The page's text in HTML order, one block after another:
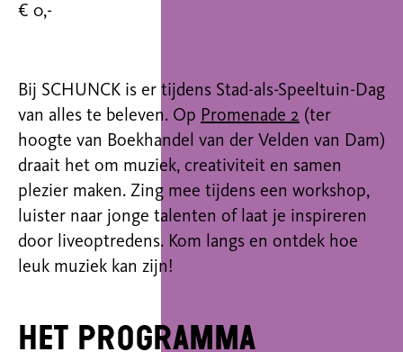
€ 0,-
Bij SCHUNCK is er tijdens Stad-als-Speeltuin-Dag
van alles te beleven. Op Promenade 2 (ter
hoogte van Boekhandel van der Velden van Dam)
draait het om muziek, creativiteit en samen
plezier maken. Zing mee tijdens een workshop,
luister naar jonge talenten of laat je inspireren
door liveoptredens. Kom langs en ontdek hoe
leuk muziek kan zijn!
Het programma